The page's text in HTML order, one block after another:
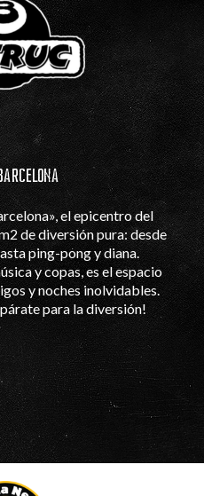
el epicentro del
de diversión pura: desde
ping-pong y diana.
y copas, es el espacio
y noches inolvidables.
para la diversión!